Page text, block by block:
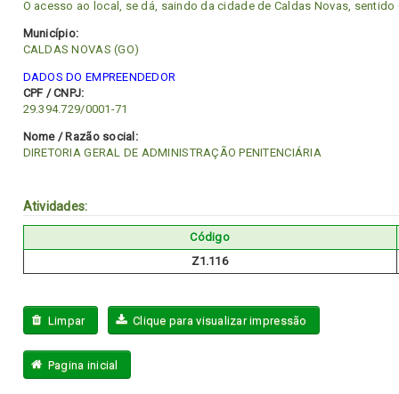
O acesso ao local, se dá, saindo da cidade de Caldas Novas, sentido
Município:
CALDAS NOVAS (GO)
DADOS DO EMPREENDEDOR
CPF / CNPJ:
29.394.729/0001-71
Nome / Razão social:
DIRETORIA GERAL DE ADMINISTRAÇÃO PENITENCIÁRIA
Atividades:
Código
Z1.116
Limpar Clique para visualizar impressão
Pagina inicial